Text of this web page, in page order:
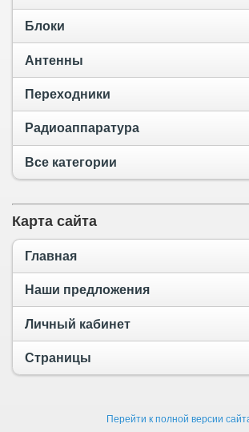
Блоки
Антенны
Переходники
Радиоаппаратура
Все категории
Карта сайта
Главная
Наши предложения
Личный кабинет
Страницы
Перейти к полной версии